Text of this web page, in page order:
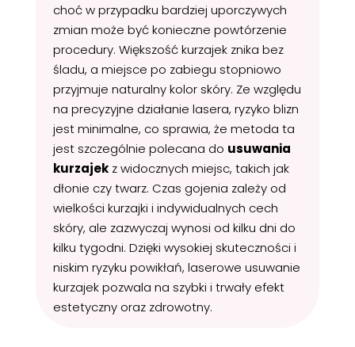
choć w przypadku bardziej uporczywych
zmian może być konieczne powtórzenie
procedury. Większość kurzajek znika bez
śladu, a miejsce po zabiegu stopniowo
przyjmuje naturalny kolor skóry. Ze względu
na precyzyjne działanie lasera, ryzyko blizn
jest minimalne, co sprawia, że metoda ta
jest szczególnie polecana do usuwania
kurzajek z widocznych miejsc, takich jak
dłonie czy twarz. Czas gojenia zależy od
wielkości kurzajki i indywidualnych cech
skóry, ale zazwyczaj wynosi od kilku dni do
kilku tygodni. Dzięki wysokiej skuteczności i
niskim ryzyku powikłań, laserowe usuwanie
kurzajek pozwala na szybki i trwały efekt
estetyczny oraz zdrowotny.